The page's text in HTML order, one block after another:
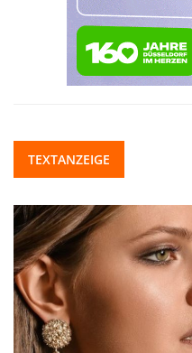
TEXTANZEIGE